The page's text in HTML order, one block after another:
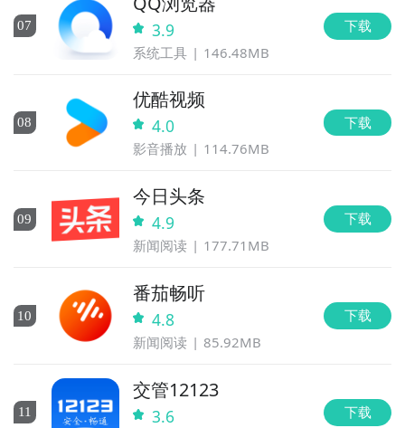
07 3.9
系统工具 146.48MB
下载
08
优酷视频
4.0
影音播放 114.76MB
下载
09
今日头条
4.9
新闻阅读 177.71MB
下载
10
番茄畅听
4.8
新闻阅读 85.92MB
下载
11
交管12123
3.6 下载